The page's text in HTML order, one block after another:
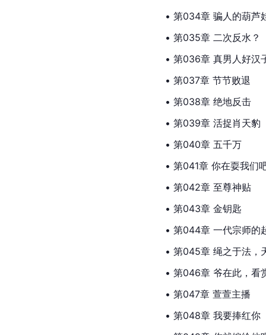
• 第034章 骗人的葫芦
• 第035章 二次反水？
• 第036章 真男人好汉
• 第037章 节节败退
• 第038章 绝地反击
• 第039章 活捉肖天豹
• 第040章 五千万
• 第041章 你在耍我们
• 第042章 至尊神贴
• 第043章 金钥匙
• 第044章 一代宗师的
• 第045章 绳之于法，
• 第046章 爷在此，看
• 第047章 萱萱主播
• 第048章 我要捧红你